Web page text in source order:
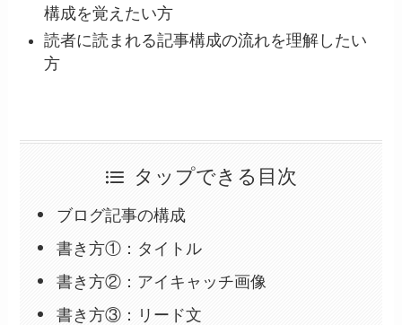
構成を覚えたい方
読者に読まれる記事構成の流れを理解したい
方
タップできる目次
ブログ記事の構成
書き方①：タイトル
書き方②：アイキャッチ画像
書き方③：リード文